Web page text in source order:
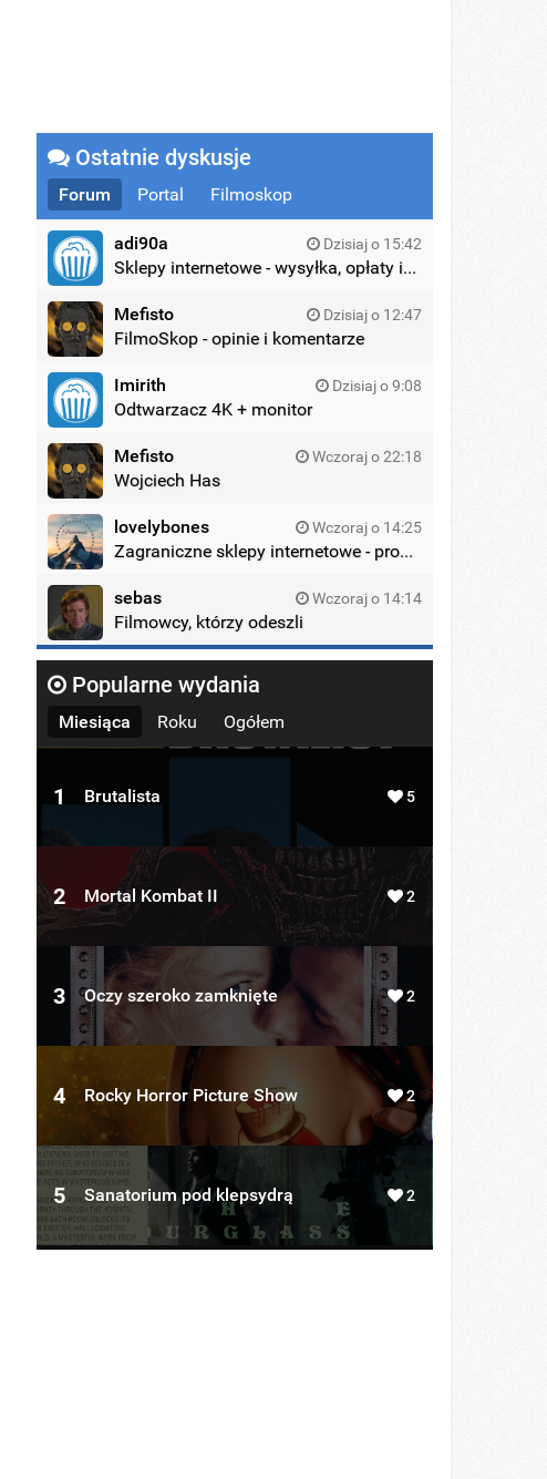
Ostatnie dyskusje
Forum Portal Filmoskop
adi90a Dzisiaj o 15:42
Sklepy internetowe - wysyłka, opłaty itd.
Mefisto Dzisiaj o 12:47
FilmoSkop - opinie i komentarze
Imirith Dzisiaj o 9:08
Odtwarzacz 4K + monitor
Mefisto Wczoraj o 22:18
Wojciech Has
lovelybones Wczoraj o 14:25
Zagraniczne sklepy internetowe - promocje
sebas Wczoraj o 14:14
Filmowcy, którzy odeszli
Popularne wydania
Miesiąca Roku Ogółem
1 Brutalista 5
2 Mortal Kombat II 2
3 Oczy szeroko zamknięte 2
4 Rocky Horror Picture Show 2
5 Sanatorium pod klepsydrą 2